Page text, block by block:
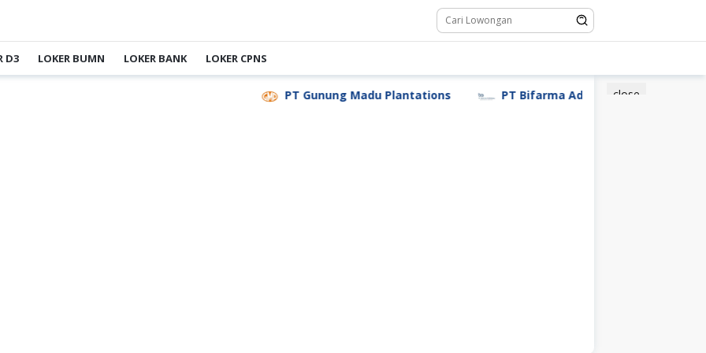
D3 LOKER BUMN LOKER BANK LOKER CPNS
close
PT Gunung Madu Plantations PT Bifarma Adiluhung (a Kalbe Company)